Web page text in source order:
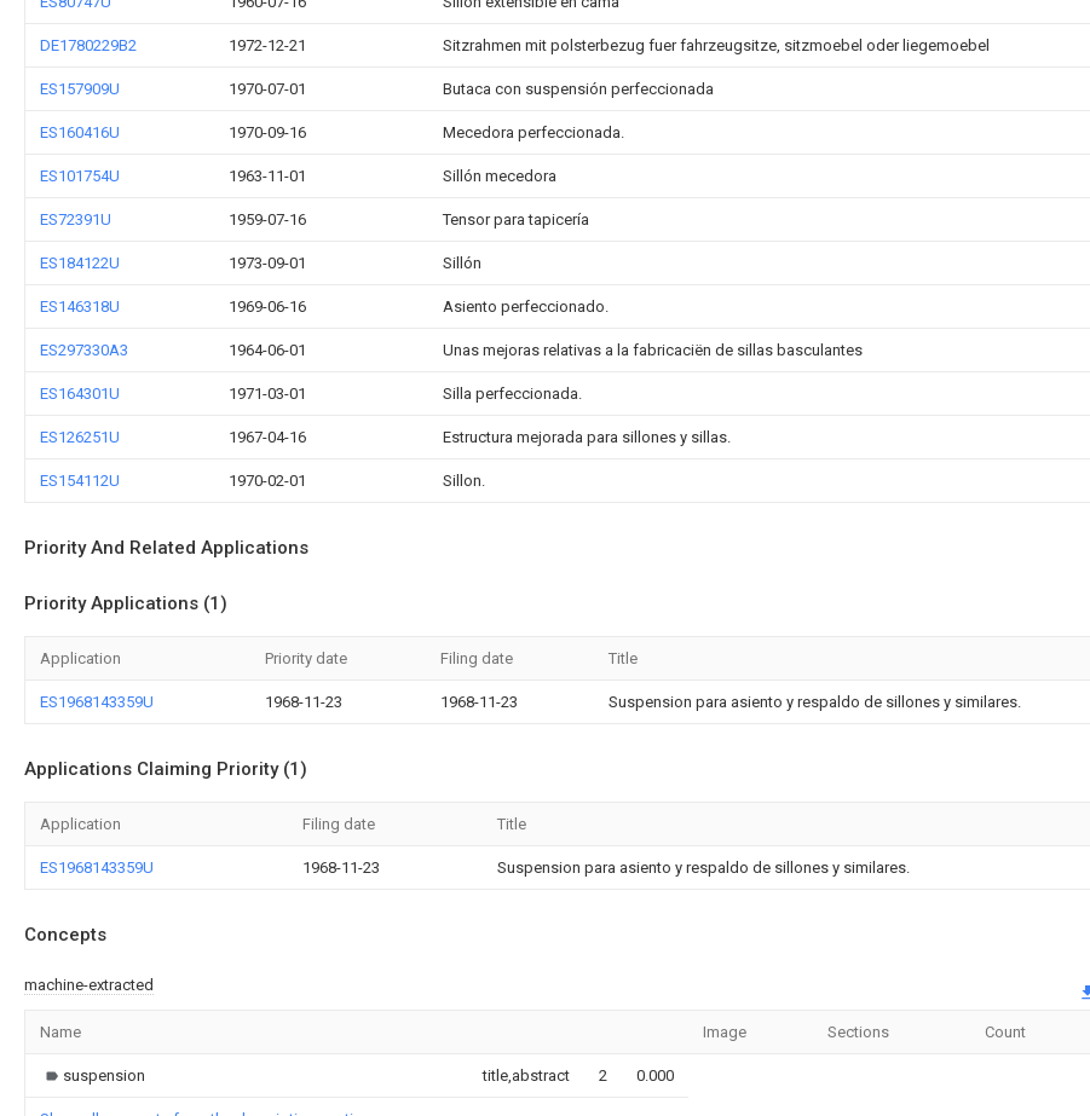
DE1780229B2 1972-12-21 Sitzrahmen mit polsterbezug fuer fahrzeugsitze, sitzmoebel oder liegemoebel
ES157909U 1970-07-01 Butaca con suspensión perfeccionada
ES160416U 1970-09-16 Mecedora perfeccionada.
ES101754U 1963-11-01 Sillón mecedora
ES72391U 1959-07-16 Tensor para tapicería
ES184122U 1973-09-01 Sillón
ES146318U 1969-06-16 Asiento perfeccionado.
ES297330A3 1964-06-01 Unas mejoras relativas a la fabricaciën de sillas basculantes
ES164301U 1971-03-01 Silla perfeccionada.
ES126251U 1967-04-16 Estructura mejorada para sillones y sillas.
ES154112U 1970-02-01 Sillon.
Priority And Related Applications
Priority Applications (1)
Application Priority date Filing date Title
ES1968143359U 1968-11-23 1968-11-23 Suspension para asiento y respaldo de sillones y similares.
Applications Claiming Priority (1)
Application Filing date Title
ES1968143359U 1968-11-23 Suspension para asiento y respaldo de sillones y similares.
Concepts
machine-extracted
Name Image Sections Count
suspension title,abstract 2 0.000